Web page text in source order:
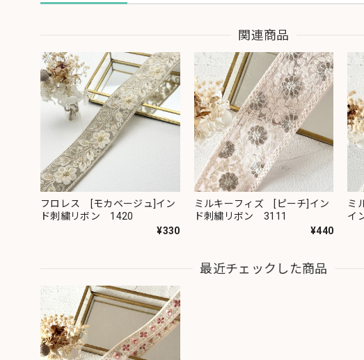
関連商品
フロレス [モカベージュ]イン
ド刺繍リボン 1420
¥330
ミルキーフィズ [ピーチ]イン
ド刺繍リボン 3111
¥440
ミ
イ
最近チェックした商品